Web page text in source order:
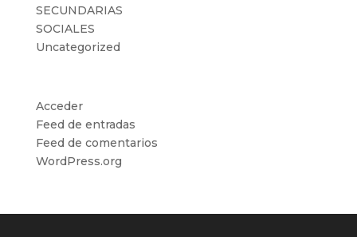
SECUNDARIAS
SOCIALES
Uncategorized
Acceder
Feed de entradas
Feed de comentarios
WordPress.org